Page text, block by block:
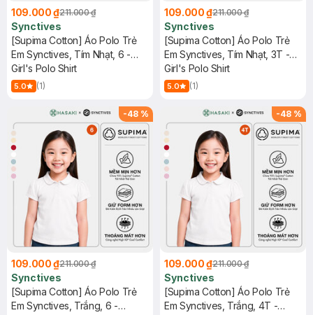
109.000 ₫211.000 ₫
Synctives
[Supima Cotton] Áo Polo Trẻ
Em Synctives, Tím Nhạt, 6 -
CGPO01
Girl's Polo Shirt
5.0 (1)
109.000 ₫211.000 ₫
Synctives
[Supima Cotton] Áo Polo Trẻ
Em Synctives, Tím Nhạt, 3T -
CGPO01
Girl's Polo Shirt
5.0 (1)
-48 %
109.000 ₫211.000 ₫
Synctives
[Supima Cotton] Áo Polo Trẻ
Em Synctives, Trắng, 6 -
-48 %
109.000 ₫211.000 ₫
Synctives
[Supima Cotton] Áo Polo Trẻ
Em Synctives, Trắng, 4T -